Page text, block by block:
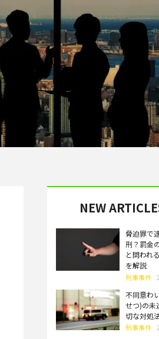
NEW
脅迫罪で
刑？罰金
と問われ
を解説
刑事事件
不同意わ
せつ)の未
切な対処
刑事事件